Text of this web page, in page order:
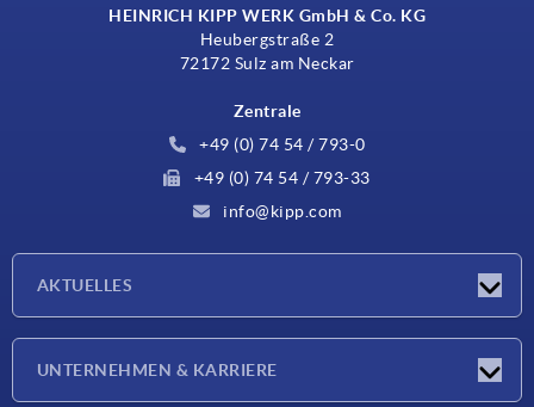
HEINRICH KIPP WERK GmbH & Co. KG
Heubergstraße 2
72172 Sulz am Neckar
Zentrale
+49 (0) 74 54 / 793-0
+49 (0) 74 54 / 793-33
info@kipp.com
AKTUELLES
UNTERNEHMEN & KARRIERE